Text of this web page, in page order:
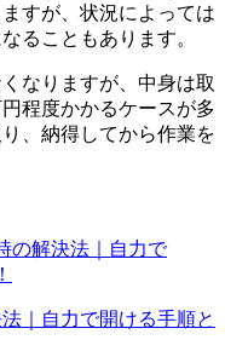
すが、状況によっては
ることもあります。
なりますが、中身は取
程度かかるケースが多
、納得してから作業を
｜自力で開ける手順と